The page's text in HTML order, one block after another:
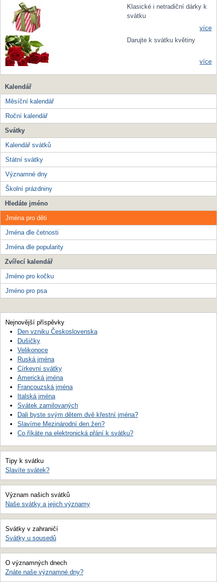
Klasické i netradiční dárky k
svátku
více
Darujte k svátku květiny
více
Kalendář
Měsíční kalendář
Roční kalendář
Svátky
Kalendář svátků
Státní svátky
Významné dny
Školní prázdniny
Hledáte jméno
Jména pro děti
Jména dle četnosti
Jména dle popularity
Zvířecí kalendář
Jméno pro kočku
Jméno pro psa
Nejnovější příspěvky
Den vzniku Československa
Dušičky
Velikonoce
Ruská jména
Církevní svátky
Americká jména
Francouzská jména
Italská jména
Svátek zamilovaných
Dali byste svým dětem dvě křestní jména?
Slavíme Mezinárodní den žen?
Co říkáte na elektronická přání k svátku?
Tipy k svátku
Slavíte svátek?
Význam našich svátků
Naše svátky a jejich významy
Svátky v zahraničí
Svátky u sousedů
O významných dnech
Znáte naše významné dny?